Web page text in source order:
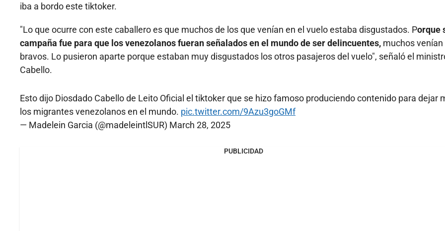
iba a bordo este tiktoker.
"Lo que ocurre con este caballero es que muchos de los que venían en el vuelo estaba disgustados. Porque
campaña fue para que los venezolanos fueran señalados en el mundo de ser delincuentes, muchos venían
bravos. Lo pusieron aparte porque estaban muy disgustados los otros pasajeros del vuelo", señaló el
Cabello.
Esto dijo Diosdado Cabello de Leito Oficial el tiktoker que se hizo famoso produciendo contenido para dejar
los migrantes venezolanos en el mundo. pic.twitter.com/9Azu3goGMf
— Madelein Garcia (@madeleintlSUR) March 28, 2025
PUBLICIDAD